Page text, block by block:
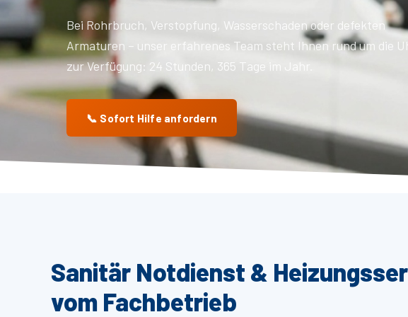
Bei Rohrbruch, Verstopfung, Wasserschaden oder defekten
Armaturen – unser erfahrenes Team steht Ihnen rund um die
zur Verfügung: 24 Stunden, 365 Tage im Jahr.
📞 Sofort Hilfe anfordern
Sanitär Notdienst &
vom Fachbetrieb